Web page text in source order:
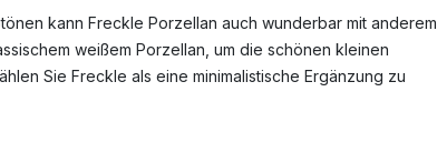
kann Freckle Porzellan auch wunderbar mit anderem
weißem Porzellan, um die schönen kleinen
Sie Freckle als eine minimalistische Ergänzung zu